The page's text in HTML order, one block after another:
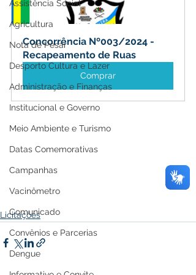
Assistência Social
Agricultura
Nota de Pesar
Desporto Cultura e Lazer
Administração e Finanças
Institucional e Governo
Meio Ambiente e Turismo
Datas Comemorativas
Campanhas
Vacinômetro
Comunicado
Convênios e Parcerias
Dengue
Concorrência Nº003/2024 -
Recapeamento de Ruas
Comprar
Licitações